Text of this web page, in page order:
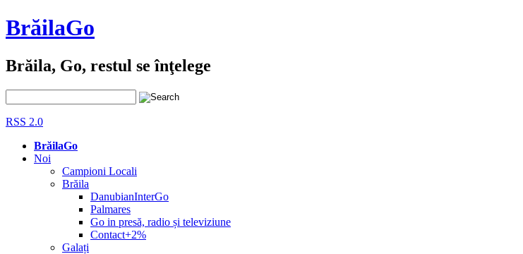
BrăilaGo
Brăila, Go, restul se înţelege
RSS 2.0
BrăilaGo
Noi
Campioni Locali
Brăila
DanubianInterGo
Palmares
Go in presă, radio și televiziune
Contact+2%
Galați